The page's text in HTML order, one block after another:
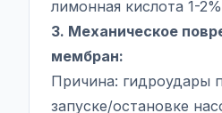
лимонная кислота 1-
3. Механическое
мембран:
Причина: гидроудары
запуске/остановке